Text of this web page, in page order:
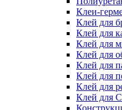
Клеи-
Клей для
Клей для
Клей для
Клей для
Клей для
Клей для
Клей для
Клей для